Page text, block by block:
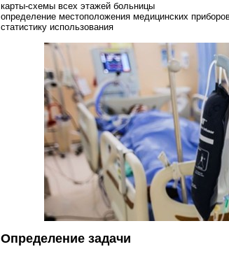
карты-схемы всех этажей больницы
определение местоположения медицинских
статистику использования
Определение задачи